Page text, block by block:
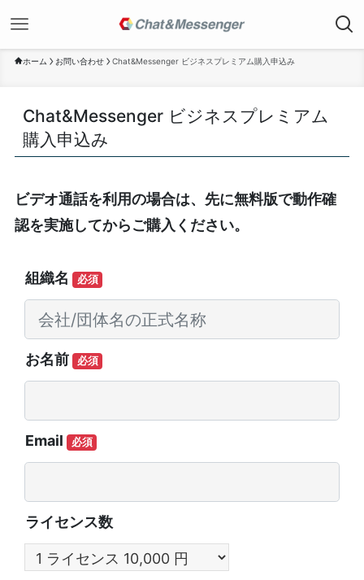
ホーム お問い合わせ Chat&Messenger ビジネスプレミアム購入申込み
Chat&Messenger ビジネスプレミアム
購入申込み
ビデオ通話を利用の場合は、先に無料版で動作確
認を実施してからご購入ください。
組織名 必須
お名前 必須
Email 必須
ライセンス数